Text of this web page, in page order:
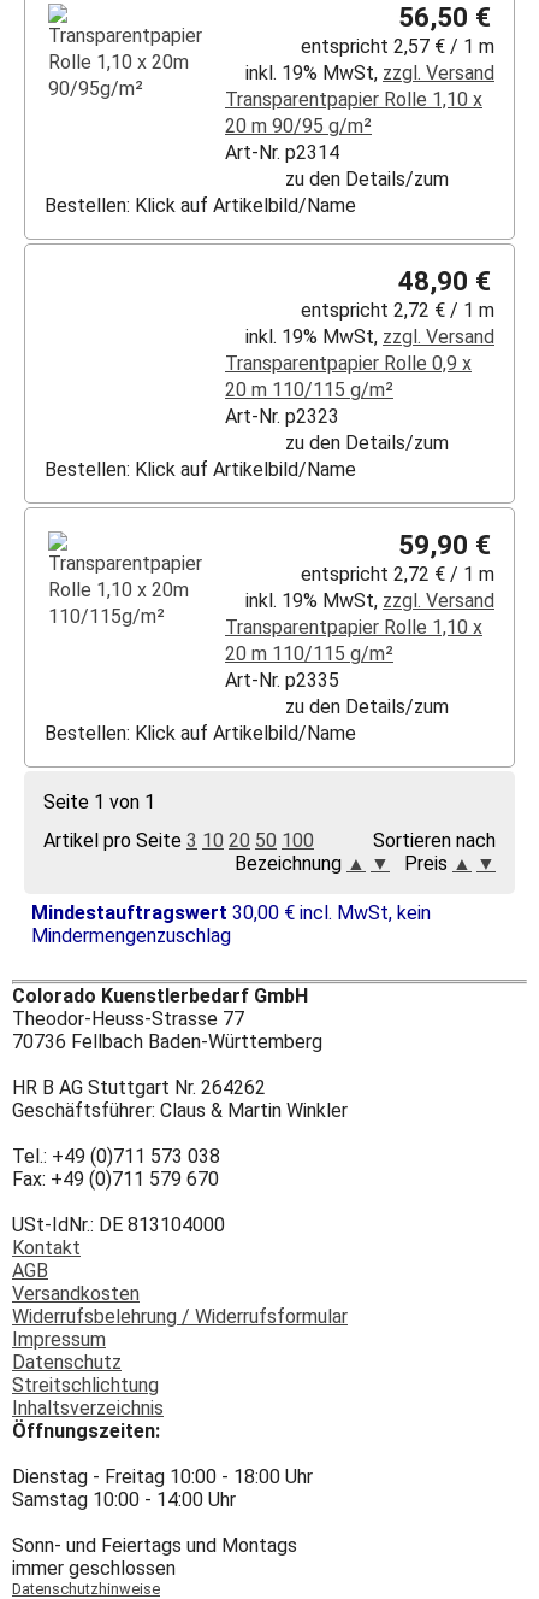
56,50 €
entspricht 2,57 € / 1 m
inkl. 19% MwSt, zzgl. Versand
Transparentpapier Rolle 1,10 x
20 m 90/95 g/m²
Art-Nr. p2314
zu den Details/zum
Bestellen: Klick auf Artikelbild/Name
48,90 €
entspricht 2,72 € / 1 m
inkl. 19% MwSt, zzgl. Versand
Transparentpapier Rolle 0,9 x
20 m 110/115 g/m²
Art-Nr. p2323
zu den Details/zum
Bestellen: Klick auf Artikelbild/Name
59,90 €
entspricht 2,72 € / 1 m
inkl. 19% MwSt, zzgl. Versand
Transparentpapier Rolle 1,10 x
20 m 110/115 g/m²
Art-Nr. p2335
zu den Details/zum
Bestellen: Klick auf Artikelbild/Name
Seite 1 von 1
Artikel pro Seite 3 10 20 50 100
Sortieren nach
Bezeichnung ▲ ▼ Preis ▲ ▼
Mindestauftragswert 30,00 € incl. MwSt, kein
Mindermengenzuschlag
Colorado Kuenstlerbedarf GmbH
Theodor-Heuss-Strasse 77
70736 Fellbach Baden-Württemberg
HR B AG Stuttgart Nr. 264262
Geschäftsführer: Claus & Martin Winkler
Tel.: +49 (0)711 573 038
Fax: +49 (0)711 579 670
USt-IdNr.: DE 813104000
Kontakt
AGB
Versandkosten
Widerrufsbelehrung / Widerrufsformular
Impressum
Datenschutz
Streitschlichtung
Inhaltsverzeichnis
Öffnungszeiten:
Dienstag - Freitag 10:00 - 18:00 Uhr
Samstag 10:00 - 14:00 Uhr
Sonn- und Feiertags und Montags
immer geschlossen
Datenschutzhinweise